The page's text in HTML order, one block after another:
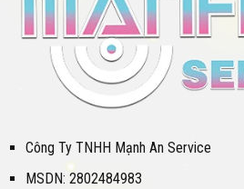
Công Ty TNHH Mạnh An Service
MSDN: 2802484983